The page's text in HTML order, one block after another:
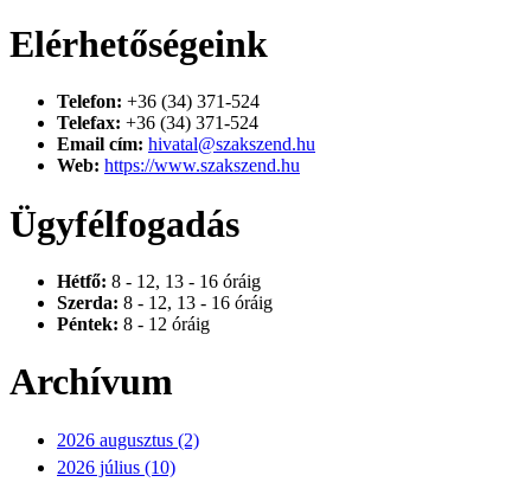
Elérhetőségeink
Telefon: +36 (34) 371-524
Telefax: +36 (34) 371-524
Email cím: hivatal@szakszend.hu
Web: https://www.szakszend.hu
Ügyfélfogadás
Hétfő: 8 - 12, 13 - 16 óráig
Szerda: 8 - 12, 13 - 16 óráig
Péntek: 8 - 12 óráig
Archívum
2026 augusztus (2)
2026 július (10)